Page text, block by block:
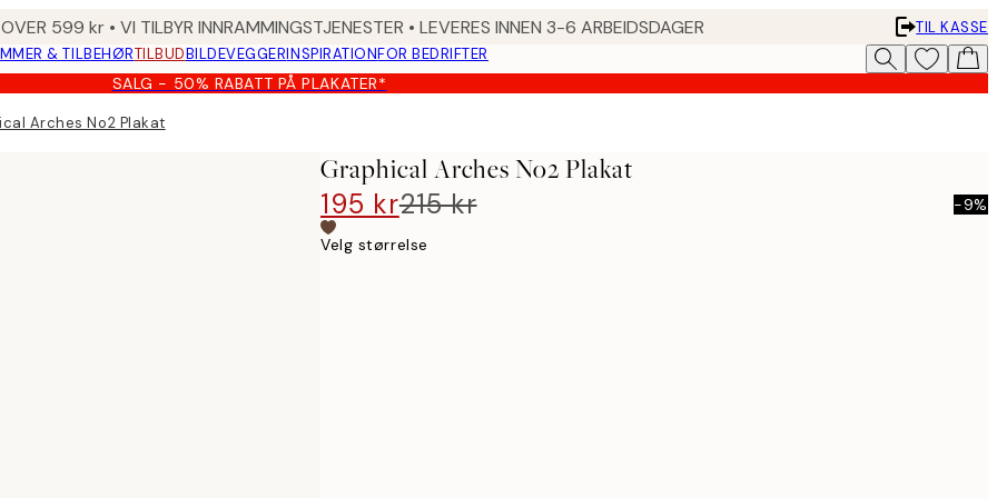
599 kr • VI TILBYR INNRAMMINGSTJENESTER • LEVERES INNEN 3-6 ARBEIDSDAGER
TIL KASSE
& TILBEHØRTILBUDBILDEVEGGERINSPIRATIONFOR BEDRIFTER
SALG - 50% RABATT PÅ PLAKATER*
Arches No2 Plakat
Graphical Arches No2 Plakat
195 kr215 kr -9%
Velg størrelse